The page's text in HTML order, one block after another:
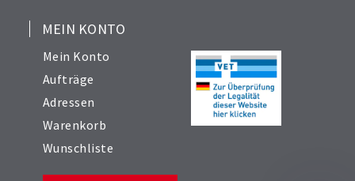
MEIN KONTO
Mein Konto
Aufträge
Adressen
Warenkorb
Wunschliste